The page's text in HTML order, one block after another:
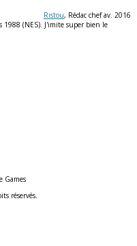
Ristou, Rédac chef av. 2016
1988 (NES). J'imite super bien le
Games
réservés.